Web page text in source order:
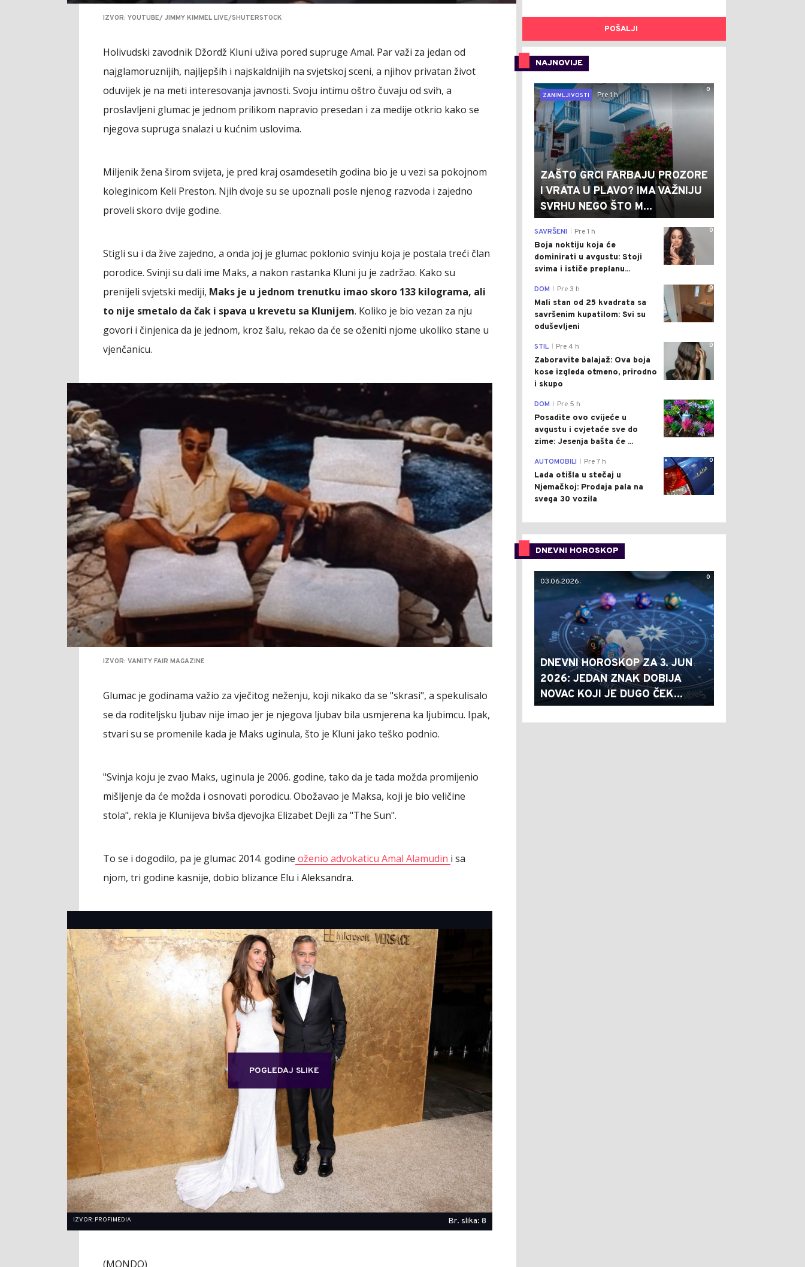
IZVOR: YOUTUBE/ JIMMY KIMMEL LIVE/SHUTERSTOCK
Holivudski zavodnik Džordž Kluni uživa pored supruge Amal. Par važi za jedan od
najglamoruznijih, najljepših i najskaldnijih na svjetskoj sceni, a njihov privatan život
oduvijek je na meti interesovanja javnosti. Svoju intimu oštro čuvaju od svih, a
proslavljeni glumac je jednom prilikom napravio presedan i za medije otkrio kako se
njegova supruga snalazi u kućnim uslovima.
Miljenik žena širom svijeta, je pred kraj osamdesetih godina bio je u vezi sa pokojnom
koleginicom Keli Preston. Njih dvoje su se upoznali posle njenog razvoda i zajedno
proveli skoro dvije godine.
Stigli su i da žive zajedno, a onda joj je glumac poklonio svinju koja je postala treći član
porodice. Svinji su dali ime Maks, a nakon rastanka Kluni ju je zadržao. Kako su
prenijeli svjetski mediji, Maks je u jednom trenutku imao skoro 133 kilograma, ali
to nije smetalo da čak i spava u krevetu sa Klunijem. Koliko je bio vezan za nju
govori i činjenica da je jednom, kroz šalu, rekao da će se oženiti njome ukoliko stane u
vjenčanicu.
IZVOR: VANITY FAIR MAGAZINE
Glumac je godinama važio za vječitog neženju, koji nikako da se "skrasi", a spekulisalo
se da roditeljsku ljubav nije imao jer je njegova ljubav bila usmjerena ka ljubimcu. Ipak,
stvari su se promenile kada je Maks uginula, što je Kluni jako teško podnio.
"Svinja koju je zvao Maks, uginula je 2006. godine, tako da je tada možda promijenio
mišljenje da će možda i osnovati porodicu. Obožavao je Maksa, koji je bio veličine
stola", rekla je Klunijeva bivša djevojka Elizabet Dejli za "The Sun".
To se i dogodilo, pa je glumac 2014. godine oženio advokaticu Amal Alamudin i sa
njom, tri godine kasnije, dobio blizance Elu i Aleksandra.
POGLEDAJ SLIKE
IZVOR: PROFIMEDIA Br. slika: 8
(MONDO)
POŠALJI
NAJNOVIJE
0
ZANIMLJIVOSTI
Pre 1 h
ZAŠTO GRCI FARBAJU PROZORE
I VRATA U PLAVO? IMA VAŽNIJU
SVRHU NEGO ŠTO M...
0
SAVRŠENI Pre 1 h
Boja noktiju koja će
dominirati u avgustu: Stoji
svima i ističe preplanu...
0
DOM Pre 3 h
Mali stan od 25 kvadrata sa
savršenim kupatilom: Svi su
oduševljeni
0
STIL Pre 4 h
Zaboravite balajaž: Ova boja
kose izgleda otmeno, prirodno
i skupo
0
DOM Pre 5 h
Posadite ovo cvijeće u
avgustu i cvjetaće sve do
zime: Jesenja bašta će ...
0
AUTOMOBILI Pre 7 h
Lada otišla u stečaj u
Njemačkoj: Prodaja pala na
svega 30 vozila
DNEVNI HOROSKOP
0
03.06.2026.
DNEVNI HOROSKOP ZA 3. JUN
2026: JEDAN ZNAK DOBIJA
NOVAC KOJI JE DUGO ČEK...